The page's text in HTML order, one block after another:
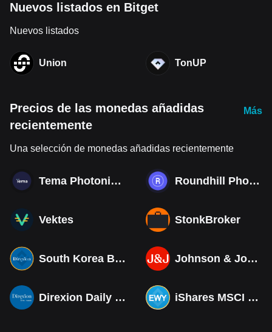
Nuevos listados en Bitget
Nuevos listados
Union TonUP
Precios de las monedas añadidas
recientemente
Más
Una selección de monedas añadidas recientemente
Tema Photonics & Optical ETF Roundhill Photonics & Optics ETF
Vektes StonkBroker
South Korea Bull 3X ETF Tokenized bStocks Johnson & Johnson (Derivatives)
Direxion Daily MSCI South Korea Bull 3X ETF (Derivatives) iShares MSCI South Korea ETF Tokenized bStocks